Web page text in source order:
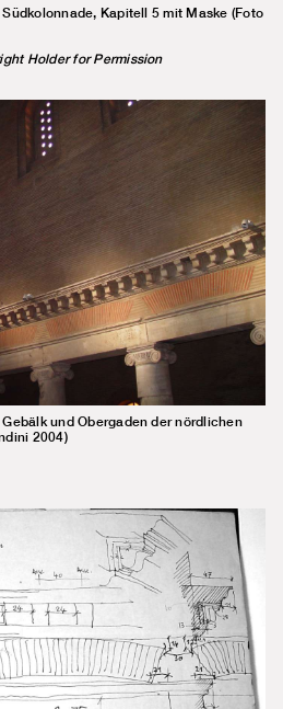
Kapitell 5 mit Maske (Foto
Holder for Permission
und Obergaden der nördlichen
2004)